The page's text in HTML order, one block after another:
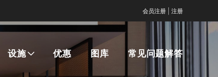
会员注册 注册
设施 优惠 图库 常见问题解答